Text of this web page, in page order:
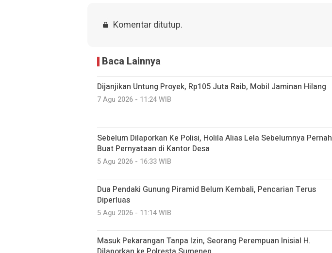
Komentar ditutup.
Baca Lainnya
Dijanjikan Untung Proyek, Rp105 Juta Raib, Mobil Jaminan Hilang
7 Agu 2026 - 11:24 WIB
Sebelum Dilaporkan Ke Polisi, Holila Alias Lela Sebelumnya Pernah
Buat Pernyataan di Kantor Desa
5 Agu 2026 - 16:33 WIB
Dua Pendaki Gunung Piramid Belum Kembali, Pencarian Terus
Diperluas
5 Agu 2026 - 11:14 WIB
Masuk Pekarangan Tanpa Izin, Seorang Perempuan Inisial H.